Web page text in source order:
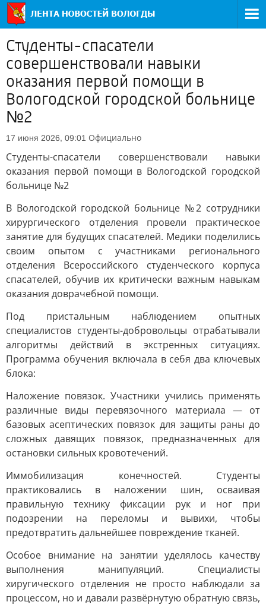
Студенты-спасатели
совершенствовали навыки
оказания первой помощи в
Вологодской городской больнице
№2
17 июня 2026, 09:01 Официально
Студенты-спасатели совершенствовали навыки
оказания первой помощи в Вологодской городской
больнице №2
В Вологодской городской больнице №2 сотрудники
хирургического отделения провели практическое
занятие для будущих спасателей. Медики поделились
своим опытом с участниками регионального
отделения Всероссийского студенческого корпуса
спасателей, обучив их критически важным навыкам
оказания доврачебной помощи.
Под пристальным наблюдением опытных
специалистов студенты-добровольцы отрабатывали
алгоритмы действий в экстренных ситуациях.
Программа обучения включала в себя два ключевых
блока:
Наложение повязок. Участники учились применять
различные виды перевязочного материала — от
базовых асептических повязок для защиты раны до
сложных давящих повязок, предназначенных для
остановки сильных кровотечений.
Иммобилизация конечностей. Студенты
практиковались в наложении шин, осваивая
правильную технику фиксации рук и ног при
подозрении на переломы и вывихи, чтобы
предотвратить дальнейшее повреждение тканей.
Особое внимание на занятии уделялось качеству
выполнения манипуляций. Специалисты
хиругического отделения не просто наблюдали за
процессом, но и давали развёрнутую обратную связь,